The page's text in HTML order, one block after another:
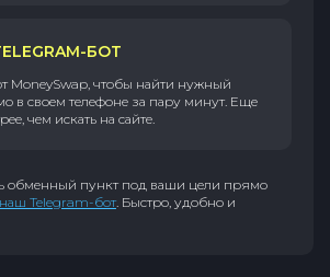
БОТ
MoneySwap, чтобы найти нужный
в своем телефоне за пару минут. Еще
чем искать на сайте.
обменный пункт под ваши цели прямо
Telegram-бот. Быстро, удобно и